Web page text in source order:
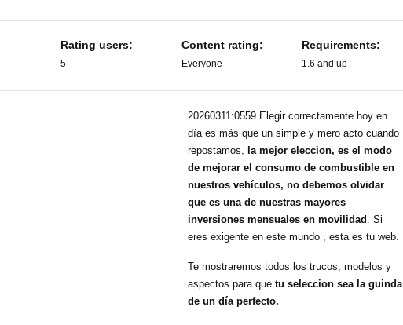
Rating users:
5
Content rating:
Everyone
Requirements:
1.6 and up
20260311:0559 Elegir correctamente hoy en
día es más que un simple y mero acto cuando
repostamos, la mejor eleccion, es el modo
de mejorar el consumo de combustible en
nuestros vehículos, no debemos olvidar
que es una de nuestras mayores
inversiones mensuales en movilidad . Si
eres exigente en este mundo , esta es tu web.
Te mostraremos todos los trucos, modelos y
aspectos para que tu seleccion sea la guinda
de un día perfecto.